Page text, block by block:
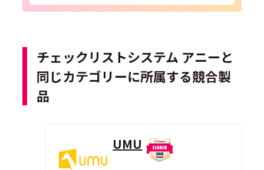
チェックリストシステム アニーと
同じカテゴリーに所属する競合製
品
UMU